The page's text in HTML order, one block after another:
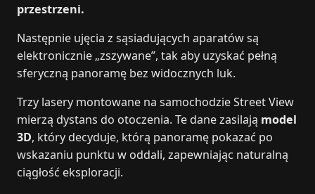
przestrzeni.
Następnie ujęcia z sąsiadujących aparatów są
elektronicznie „zszywane”, tak aby uzyskać pełną
sferyczną panoramę bez widocznych luk.
Trzy lasery montowane na samochodzie Street View
mierzą dystans do otoczenia. Te dane zasilają model
3D, który decyduje, którą panoramę pokazać po
wskazaniu punktu w oddali, zapewniając naturalną
ciągłość eksploracji.